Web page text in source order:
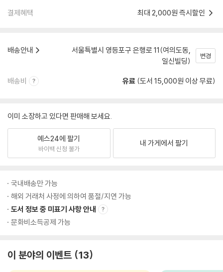
결제혜택 최대 2,000원 즉시할인
배송안내
서울특별시 영등포구 은행로 11(여의도동,
일신빌딩)
변경
배송비 유료 (도서 15,000원 이상 무료)
이미 소장하고 있다면 판매해 보세요.
예스24에 팔기
바이백 신청 불가
내 가게에서 팔기
국내배송만 가능
해외 거래처 사정에 의하여 품절/지연 가능
도서 정보 중 미표기 사항 안내
문화비소득공제 가능
이 분야의 이벤트 13